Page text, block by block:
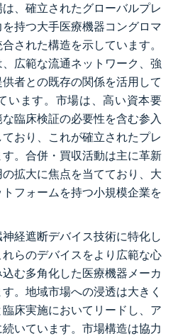
、確立されたグローバルプレ
持つ大手医療機器コングロマ
された構造を示しています。
広範な流通ネットワーク、強
者との既存の関係を活用して
います。市場は、高い資本要
臨床検証の必要性を含む参入
おり、これが確立されたプレ
。合併・買収活動は主に革新
拡大に焦点を当てており、大
フォームを持つ小規模企業を
経遮断デバイス技術に特化し
らのデバイスをより広範な心
む多角化した医療機器メーカ
。地域市場への浸透は大きく
床実施においてリードし、ア
いています。市場構造は協力